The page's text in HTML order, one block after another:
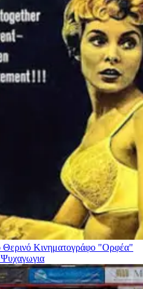
Κινηματογράφο "Ορφέα"
Ψυχαγωγια